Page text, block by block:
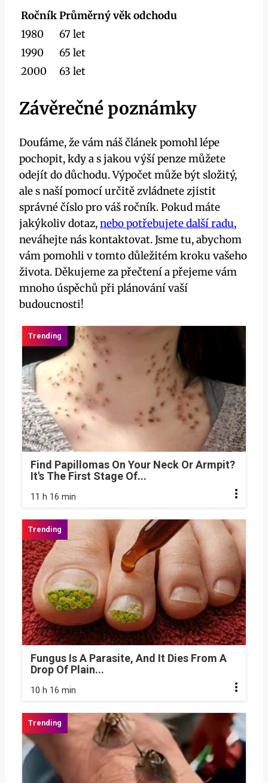
RočníkPrůměrný věk odchodu
1980
67 let
1990
65 let
2000
63 let
Závěrečné poznámky
Doufáme, že vám náš článek pomohl lépe
pochopit, kdy a s jakou výší penze můžete
odejít do důchodu. Výpočet může být složitý,
ale s naší pomocí určitě zvládnete zjistit
správné číslo pro váš ročník. Pokud máte
jakýkoliv dotaz,nebo potřebujete další radu,
neváhejte nás kontaktovat. Jsme tu, abychom
vám pomohli v tomto důležitém kroku vašeho
života. Děkujeme za přečtení a přejeme vám
mnoho úspěchů při plánování vaší
budoucnosti!
Find Papillomas On Your Neck Or Armpit?
It's The First Stage Of...
11 h 16 min
Fungus Is A Parasite, And It Dies From A
Drop Of Plain...
10 h 16 min